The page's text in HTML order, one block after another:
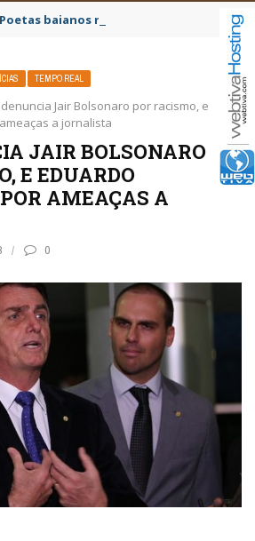
Poetas baianos representam o Brasil no
TEMPO REAL
denuncia Jair Bolsonaro por racismo, e
a jornalista
JAIR BOLSONARO
E EDUARDO
AMEAÇAS A
0